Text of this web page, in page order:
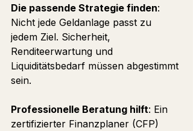
Die passende Strategie finden:
Nicht jede Geldanlage passt zu
jedem Ziel. Sicherheit,
Renditeerwartung und
Liquiditätsbedarf müssen abgestimmt
sein.
Professionelle Beratung hilft: Ein
zertifizierter Finanzplaner (CFP)